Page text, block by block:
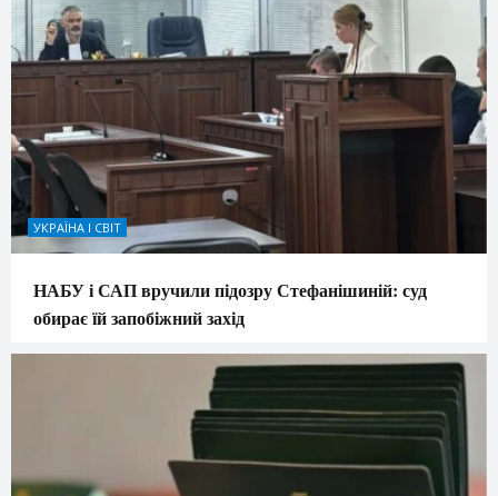
УКРАЇНА І СВІТ
НАБУ і САП вручили підозру Стефанішиній: суд
обирає їй запобіжний захід